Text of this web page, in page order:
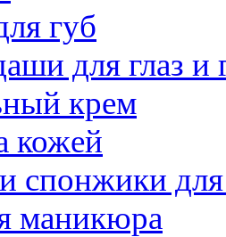
губ
для глаз и
крем
кожей
спонжики
маникюра